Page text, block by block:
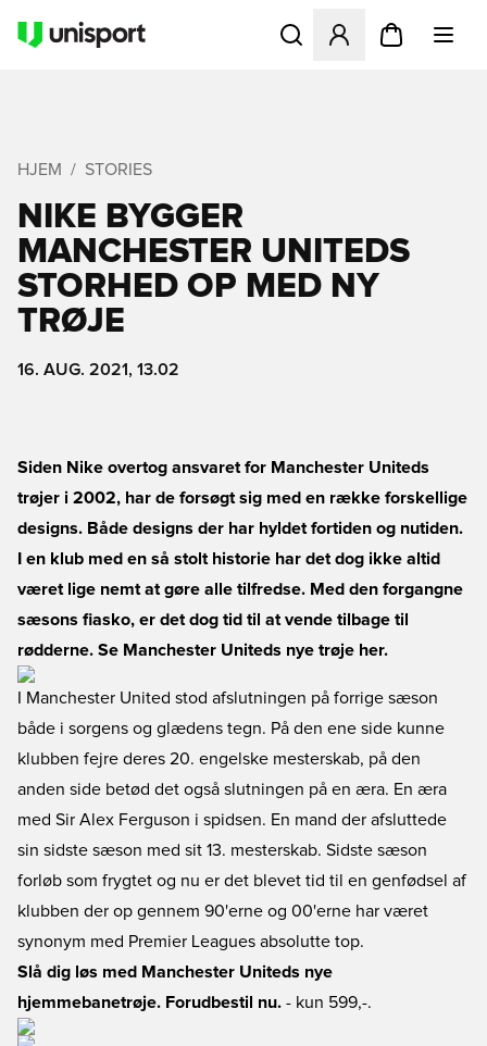
Åbner en Modal til at
HJEM STORIES
NIKE BYGGER
MANCHESTER UNITEDS
STORHED OP MED NY
TRØJE
16. AUG. 2021, 13.02
Siden Nike overtog ansvaret for Manchester Uniteds
trøjer i 2002, har de forsøgt sig med en række forskellige
designs. Både designs der har hyldet fortiden og nutiden.
I en klub med en så stolt historie har det dog ikke altid
været lige nemt at gøre alle tilfredse. Med den forgangne
sæsons fiasko, er det dog tid til at vende tilbage til
rødderne. Se Manchester Uniteds nye trøje her.
I Manchester United stod afslutningen på forrige sæson
både i sorgens og glædens tegn. På den ene side kunne
klubben fejre deres 20. engelske mesterskab, på den
anden side betød det også slutningen på en æra. En æra
med Sir Alex Ferguson i spidsen. En mand der afsluttede
sin sidste sæson med sit 13. mesterskab. Sidste sæson
forløb som frygtet og nu er det blevet tid til en genfødsel af
klubben der op gennem 90'erne og 00'erne har været
synonym med Premier Leagues absolutte top.
Slå dig løs med Manchester Uniteds nye
hjemmebanetrøje. Forudbestil nu. - kun 599,-.